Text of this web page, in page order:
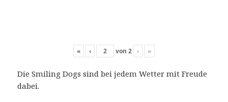
« ‹ von 2 › »
Die Smiling Dogs sind bei jedem Wetter mit Freude
dabei.